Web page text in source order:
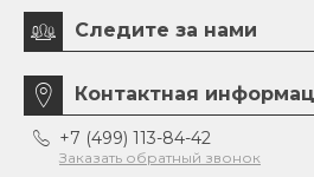
Следите за нами
Контактная
+7 (499) 113-84-42
Заказать обратный звонок